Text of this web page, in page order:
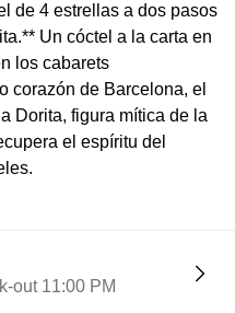
de 4 estrellas a dos pasos
Un cóctel a la carta en
los cabarets
corazón de Barcelona, el
Dorita, figura mítica de la
el espíritu del
out 11:00 PM